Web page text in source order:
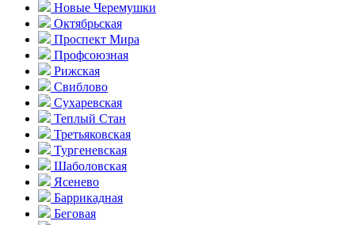
Новые Черемушки
Октябрьская
Проспект Мира
Профсоюзная
Рижская
Свиблово
Сухаревская
Теплый Стан
Третьяковская
Тургеневская
Шаболовская
Ясенево
Баррикадная
Беговая